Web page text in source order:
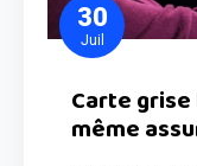
30
Juil
Carte
même